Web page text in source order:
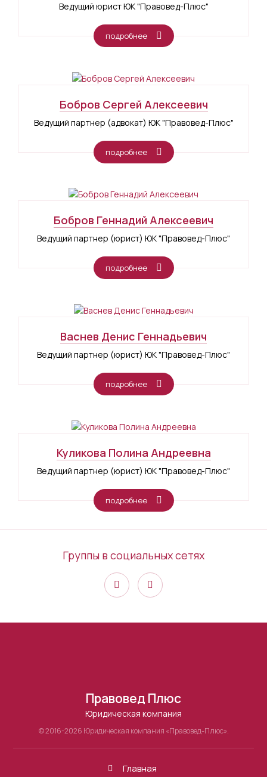
Ведущий юрист ЮК "Правовед-Плюс"
подробнее
Бобров Сергей Алексеевич
Ведущий партнер (адвокат) ЮК "Правовед-Плюс"
подробнее
Бобров Геннадий Алексеевич
Ведущий партнер (юрист) ЮК "Правовед-Плюс"
подробнее
Васнев Денис Геннадьевич
Ведущий партнер (юрист) ЮК "Правовед-Плюс"
подробнее
Куликова Полина Андреевна
Ведущий партнер (юрист) ЮК "Правовед-Плюс"
подробнее
Группы в социальных сетях
Правовед Плюс
Юридическая компания
© 2016-2026 Юридическая компания «Правовед-Плюс».
Главная